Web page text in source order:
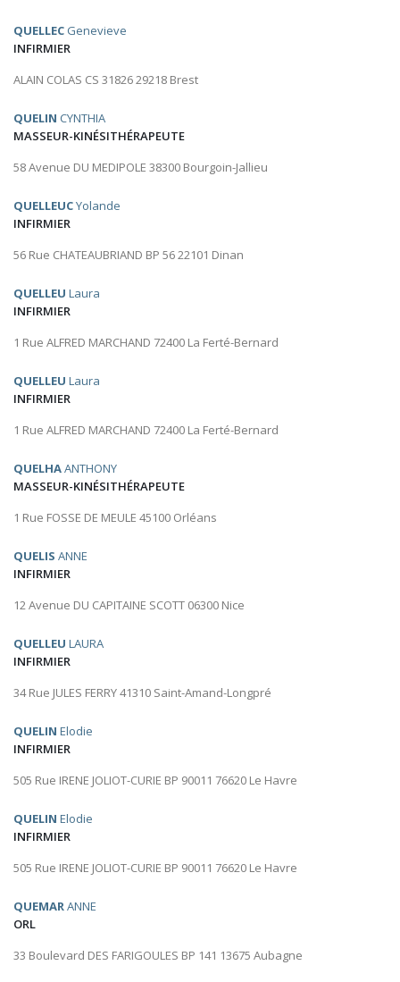
QUELLEC Genevieve
INFIRMIER
ALAIN COLAS CS 31826 29218 Brest
QUELIN CYNTHIA
MASSEUR-KINÉSITHÉRAPEUTE
58 Avenue DU MEDIPOLE 38300 Bourgoin-Jallieu
QUELLEUCYolande
INFIRMIER
56 Rue CHATEAUBRIAND BP 56 22101 Dinan
QUELLEU Laura
INFIRMIER
1 Rue ALFRED MARCHAND 72400 La Ferté-Bernard
QUELLEU Laura
INFIRMIER
1 Rue ALFRED MARCHAND 72400 La Ferté-Bernard
QUELHAANTHONY
MASSEUR-KINÉSITHÉRAPEUTE
1 Rue FOSSE DE MEULE 45100 Orléans
QUELIS ANNE
INFIRMIER
12 Avenue DU CAPITAINE SCOTT 06300 Nice
QUELLEU LAURA
INFIRMIER
34 Rue JULES FERRY 41310 Saint-Amand-Longpré
QUELIN Elodie
INFIRMIER
505 Rue IRENE JOLIOT-CURIE BP 90011 76620 Le Havre
QUELIN Elodie
INFIRMIER
505 Rue IRENE JOLIOT-CURIE BP 90011 76620 Le Havre
QUEMARANNE
ORL
33 Boulevard DES FARIGOULES BP 141 13675 Aubagne